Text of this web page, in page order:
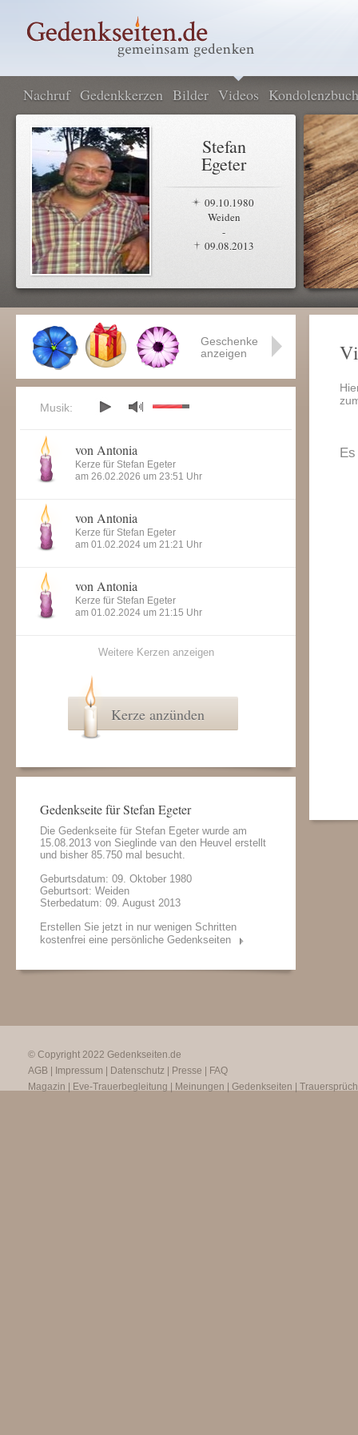
Nachruf Gedenkkerzen Bilder Videos Kondolenzbuch
Stefan
Egeter
09.10.1980
Weiden
-
09.08.2013
Geschenke
anzeigen
Musik:
von Antonia
Kerze für Stefan Egeter
am 26.02.2026 um 23:51 Uhr
von Antonia
Kerze für Stefan Egeter
am 01.02.2024 um 21:21 Uhr
von Antonia
Kerze für Stefan Egeter
am 01.02.2024 um 21:15 Uhr
Weitere Kerzen anzeigen
Kerze anzünden
Gedenkseite für Stefan Egeter
Die Gedenkseite für Stefan Egeter wurde am
15.08.2013 von Sieglinde van den Heuvel erstellt
und bisher 85.750 mal besucht.
Geburtsdatum: 09. Oktober 1980
Geburtsort: Weiden
Sterbedatum: 09. August 2013
Erstellen Sie jetzt in nur wenigen Schritten
kostenfrei eine persönliche Gedenkseiten
© Copyright 2022 Gedenkseiten.de
AGB
Impressum Datenschutz Presse
FAQ
Magazin
Eve-Trauerbegleitung Meinungen Gedenkseiten